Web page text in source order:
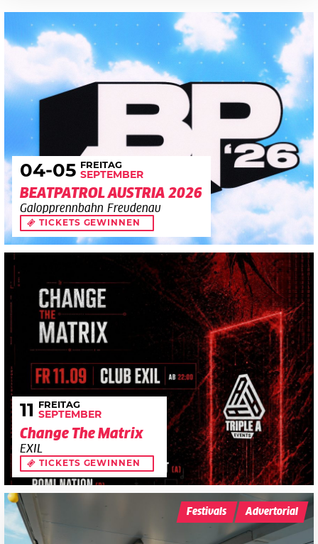
04-05 FREITAG
SEPTEMBER
BEATPATROL AUSTRIA 2026
Galopprennbahn Freudenau
TICKETS GEWINNEN
11 FREITAG
SEPTEMBER
Change The Matrix
EXIL
TICKETS GEWINNEN
Festivals Advertorial